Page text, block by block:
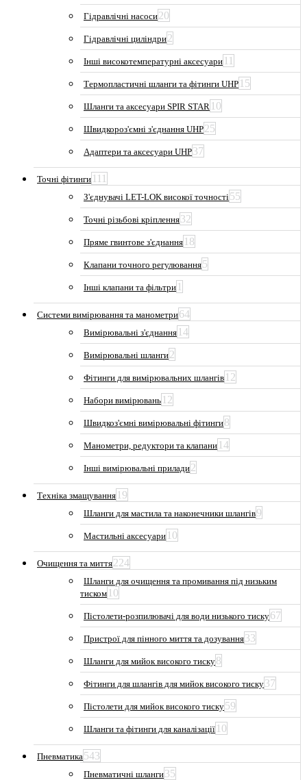
Гідравлічні насоси20
Гідравлічні циліндри2
Інші високотемпературні аксесуари 11
Термопластичні шланги та фітинги UHP 15
Шланги та аксесуари SPIR STAR 10
Швидкороз'ємні з'єднання UHP25
Адаптери та аксесуари UHP37
Точні фітинги 111
З'єднувачі LET-LOK високої точності 55
Точні різьбові кріплення32
Пряме гвинтове з'єднання 18
Клапани точного регулювання5
Інші клапани та фільтри 1
Системи вимірювання та манометри64
Вимірювальні з'єднання 14
Вимірювальні шланги2
Фітинги для вимірювальних шлангів 12
Набори вимірювань 12
Швидкоз'ємні вимірювальні фітинги8
Манометри, редуктори та клапани 14
Інші вимірювальні прилади2
Техніка змащування 19
Шланги для мастила та наконечники шлангів9
Мастильні аксесуари 10
Очищення та миття224
Шланги для очищення та промивання під низьким
тиском 10
Пістолети-розпилювачі для води низького тиску67
Пристрої для пінного миття та дозування33
Шланги для мийок високого тиску8
Фітинги для шлангів для мийок високого тиску37
Пістолети для мийок високого тиску59
Шланги та фітинги для каналізації 10
Пневматика 543
Пневматичні шланги35